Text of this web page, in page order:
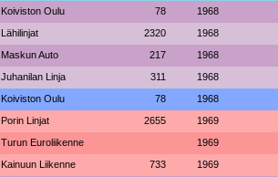
Koiviston Oulu 78 1968
Lähilinjat 2320 1968
Maskun Auto 217 1968
Juhanilan Linja 311 1968
Koiviston Oulu 78 1968
Porin Linjat 2655 1969
Turun Euroliikenne 1969
Kainuun Liikenne 733 1969